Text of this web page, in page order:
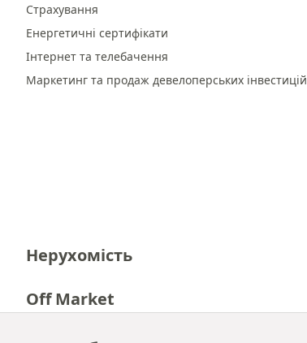
Страхування
Енергетичні сертифікати
Інтернет та телебачення
Маркетинг та продаж девелоперських інвестицій
Нерухомість
Off Market